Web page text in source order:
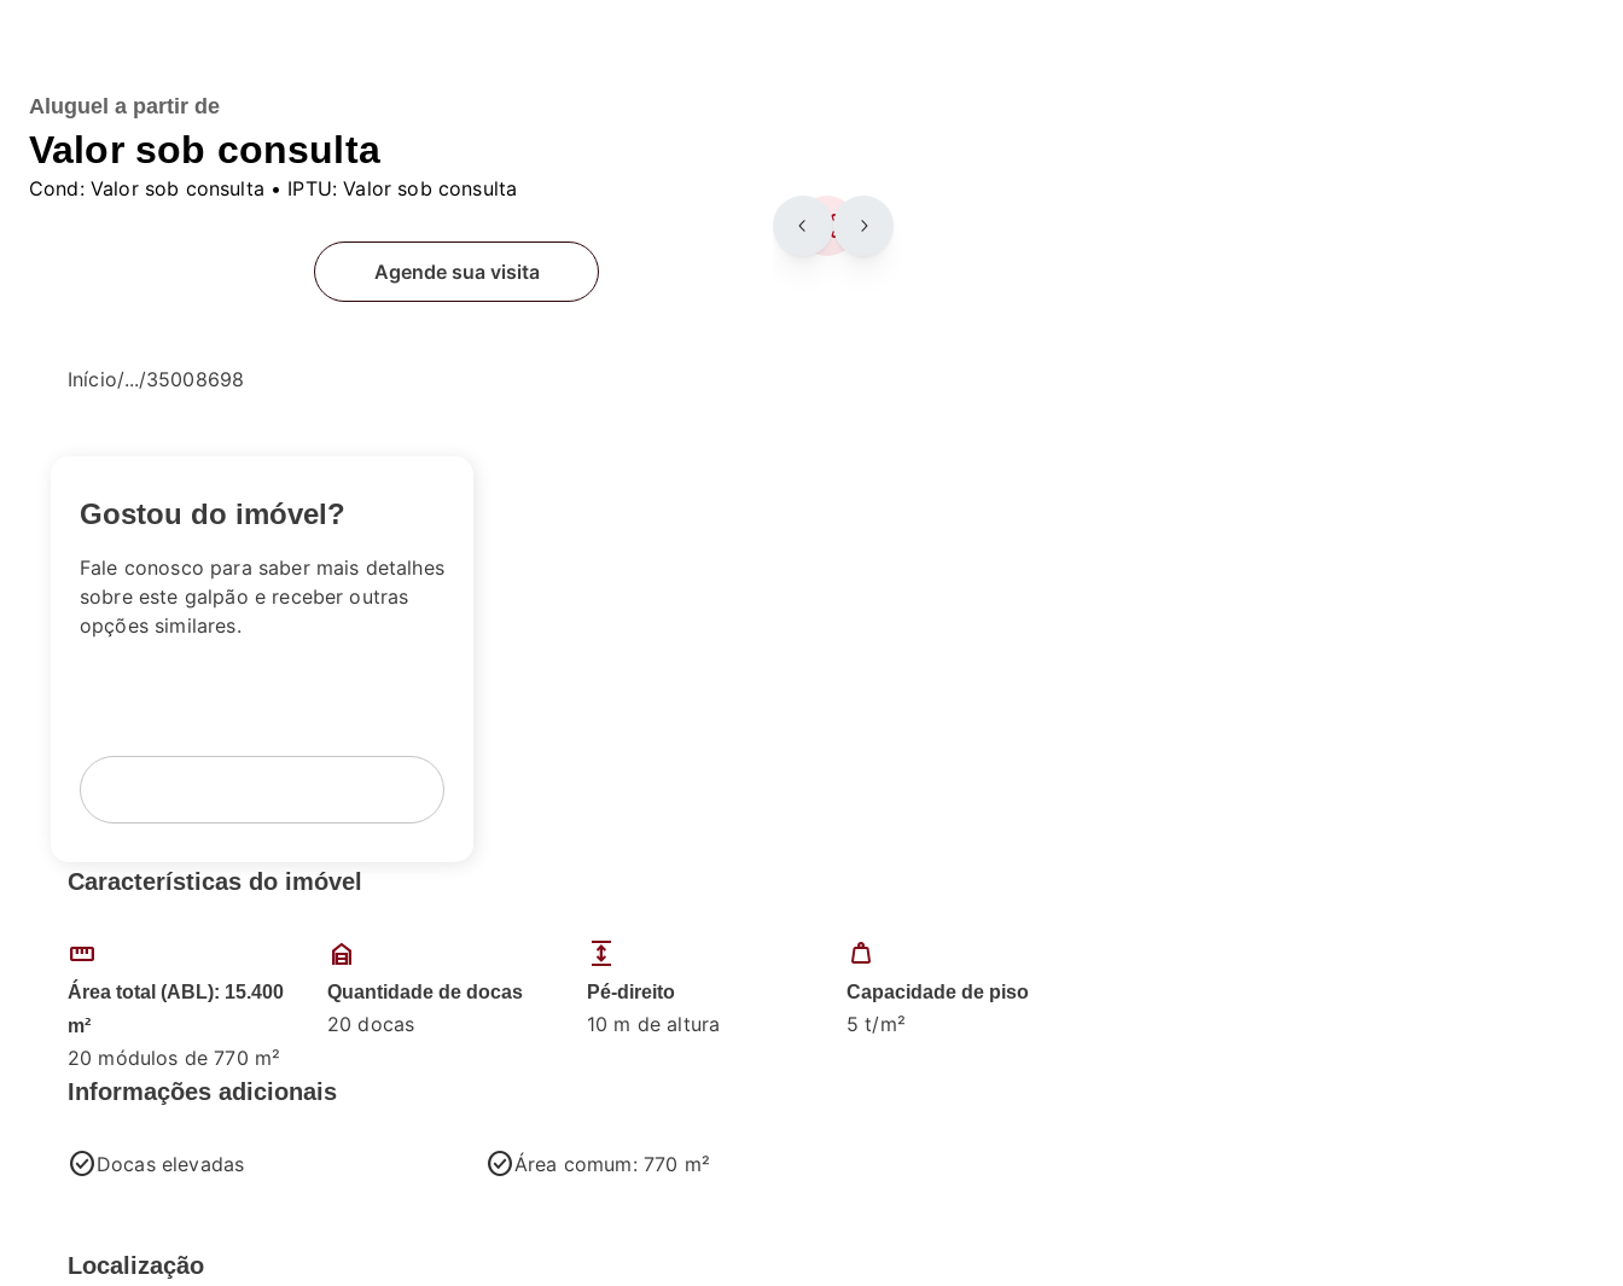
Aluguel a partir de
Valor sob consulta
Cond:Valor sob consulta • IPTU: Valor sob consulta
Agende sua visita
Início/.../35008698
Gostou do imóvel?
Fale conosco para saber mais detalhes
sobre este galpão e receber outras
opções similares.
Características do imóvel
straighten
Área total (ABL): 15.400
m²
20 módulos de 770 m²
garage_home
Quantidade de docas
20 docas
expand
Pé-direito
10 m de altura
weight
Capacidade de piso
5 t/m²
Informações adicionais
check_circleDocas elevadas check_circleÁrea comum: 770 m²
Localização